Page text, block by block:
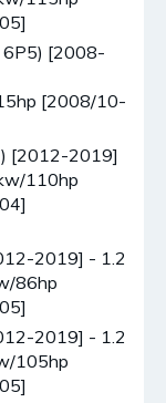
6P5) [2008-
[2008/10-
[2012-2019]
110hp
2019] - 1.2
86hp
2019] - 1.2
105hp